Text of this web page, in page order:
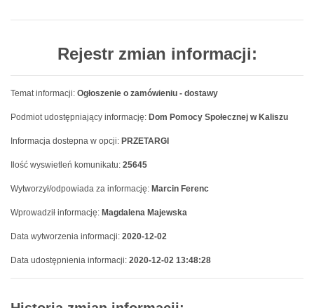
Rejestr zmian informacji:
Temat informacji: Ogłoszenie o zamówieniu - dostawy
Podmiot udostępniający informację: Dom Pomocy Społecznej w Kaliszu
Informacja dostepna w opcji: PRZETARGI
Ilość wyswietleń komunikatu: 25645
Wytworzył/odpowiada za informację: Marcin Ferenc
Wprowadził informację: Magdalena Majewska
Data wytworzenia informacji: 2020-12-02
Data udostępnienia informacji: 2020-12-02 13:48:28